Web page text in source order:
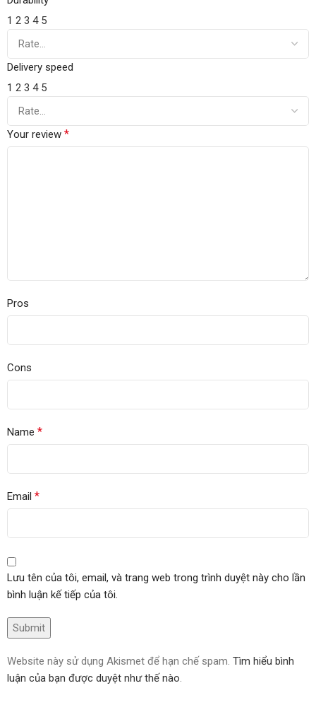
1 2 3 4 5
Delivery speed
1 2 3 4 5
Your review *
Pros
Cons
Name *
Email *
Lưu tên của tôi, email, và trang web trong trình duyệt này cho lần
bình luận kế tiếp của tôi.
Website này sử dụng Akismet để hạn chế spam. Tìm hiểu bình
luận của bạn được duyệt như thế nào.